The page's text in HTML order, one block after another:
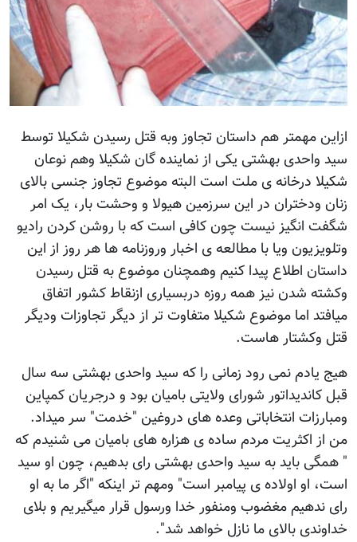
ازاین مهمتر هم داستان تجاوز وبه قتل رسیدن شکیلا توسط
سید واحدی بهشتی یکی از نماینده گان شکیلا وهم نوعان
شکیلا درخانه ی ملت است البته موضوع تجاوز جنسی بالای
زنان ودختران در این سرزمین هیولا و وحشت بار، یک امر
شگفت انگیز نیست چون کافی است که با روشن کردن رادیو
وتلویزیون ویا با مطالعه ی اخبار وروزنامه ها هر روز از این
داستان اطلاع پیدا کنیم وهمچنان موضوع به قتل رسیدن
وکشته شدن نیز همه روزه دربسیاری ازنقاط کشور اتفاق
میافتد اما موضوع شکیلا متفاوت تر از دیگر تجاوزات ودیگر
قتل وکشتار هاست.
هیج یادم نمی رود زمانی را که سید واحدی بهشتی سه سال
قبل کاندیداتور شورای ولایتی بامیان بود و درجریان کمپاین
ومبارزات انتخاباتی وعده های دروغین "خدمت" سر میداد.
من از اکثریت مردم ساده ی هزاره های بامیان می شنیدم که
" همگی باید به سید واحدی بهشتی رای بدهیم، چون او سید
است، او اولاده ی پیامبر است" ومهم تر اینکه "اگر ما به او
رای ندهیم مغضوب ومنفور خدا ورسول قرار میگیریم و بلای
خداوندی بالای ما نازل خواهد شد".